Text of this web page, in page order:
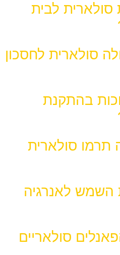
לבית
סולארית לחסכון
בהתקנת
תרמו סולארית
השמש לאנרגיה
סולאריים